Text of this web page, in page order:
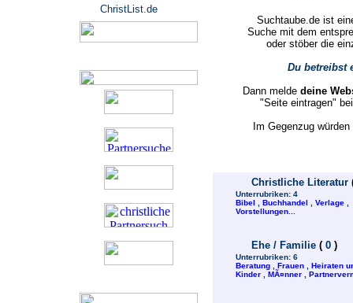
ChristList.de
Suchtaube.de ist
Suche mit dem
oder stöber die
Du betreibst
Dann melde deine
"Seite eintragen"
Im Gegenzug
Christliche Literatur
Unterrubriken: 4
Bibel
Buchhandel Verlage
Vorstellungen
Ehe / Familie ( 0 )
Unterrubriken: 6
Beratung
Frauen
Heiraten
Kinder
MÃ¤nner